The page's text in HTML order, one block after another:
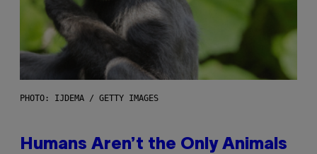
PHOTO: IJDEMA / GETTY IMAGES
Humans Aren’t the Only Animals